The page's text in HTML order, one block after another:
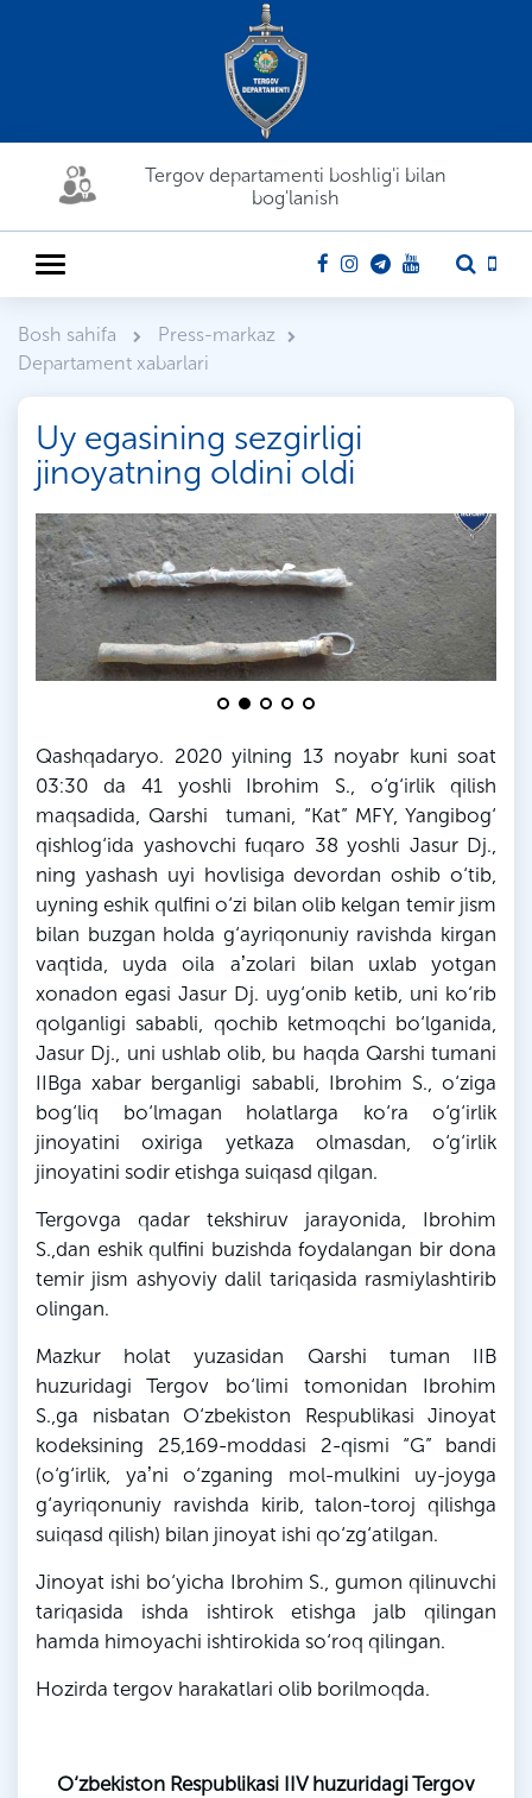
Tergov departamenti boshlig'i bilan
bog'lanish
Bosh sahifa
Press-markaz
Departament xabarlari
Uy egasining sezgirligi
jinoyatning oldini oldi
Qashqadaryo. 2020 yilning 13 noyabr kuni soat
03:30 da 41 yoshli Ibrohim S., o‘g‘irlik qilish
maqsadida, Qarshi tumani, “Kat” MFY,Yangibog‘
qishlog‘ida yashovchi fuqaro 38 yoshli Jasur Dj.,
ning yashash uyi hovlisiga devordan oshib o‘tib,
uyning eshik qulfini o‘zi bilan olib kelgan temir jism
bilan buzgan holda g‘ayriqonuniy ravishda kirgan
vaqtida, uyda oila aʼzolari bilan uxlab yotgan
xonadon egasi Jasur Dj. uyg‘onib ketib, uni ko‘rib
qolganligi sababli, qochib ketmoqchi bo‘lganida,
Jasur Dj., uni ushlab olib, bu haqda Qarshi tumani
IIBga xabar berganligi sababli, Ibrohim S., o‘ziga
bog‘liq bo‘lmagan holatlarga ko‘ra o‘g‘irlik
jinoyatini oxiriga yetkaza olmasdan, o‘g‘irlik
jinoyatini sodir etishga suiqasd qilgan.
Tergovga qadar tekshiruv jarayonida, Ibrohim
S.,dan eshik qulfini buzishda foydalangan bir dona
temir jism ashyoviy dalil tariqasida rasmiylashtirib
olingan.
Mazkur holat yuzasidan Qarshi tuman IIB
huzuridagi Tergov bo‘limi tomonidan Ibrohim
S.,ga nisbatan O‘zbekiston Respublikasi Jinoyat
kodeksining 25,169-moddasi 2-qismi “G” bandi
(o‘g‘irlik, yaʼni o‘zganing mol-mulkini uy-joyga
g‘ayriqonuniy ravishda kirib, talon-toroj qilishga
suiqasd qilish) bilan jinoyat ishi qo‘zg‘atilgan.
Jinoyat ishi bo‘yicha Ibrohim S., gumon qilinuvchi
tariqasida ishda ishtirok etishga jalb qilingan
hamda himoyachi ishtirokida so‘roq qilingan.
Hozirda tergov harakatlari olib borilmoqda.
O‘zbekiston Respublikasi IIV huzuridagi Tergov